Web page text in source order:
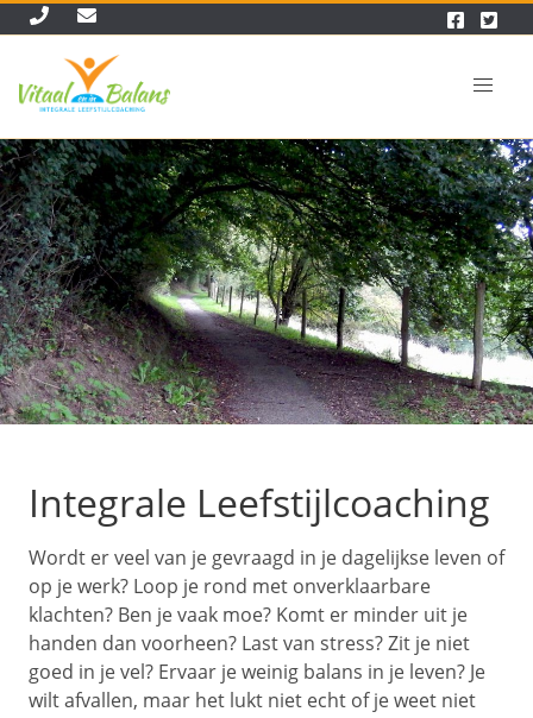
Integrale Leefstijlcoaching
Wordt er veel van je gevraagd in je dagelijkse leven of
op je werk? Loop je rond met onverklaarbare
klachten? Ben je vaak moe? Komt er minder uit je
handen dan voorheen? Last van stress? Zit je niet
goed in je vel? Ervaar je weinig balans in je leven? Je
wilt afvallen, maar het lukt niet echt of je weet niet